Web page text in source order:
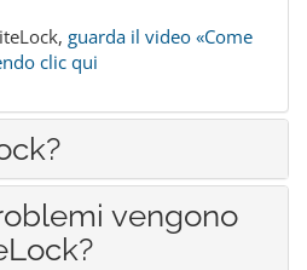
guarda il video «Come
clic qui
vengono